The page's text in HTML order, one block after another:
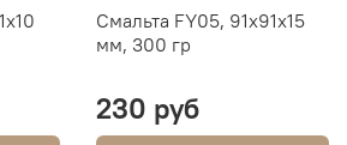
Смальта FY05, 91х91х15
мм, 300 гр
230 руб